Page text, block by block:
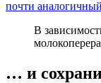
почти
В
… и